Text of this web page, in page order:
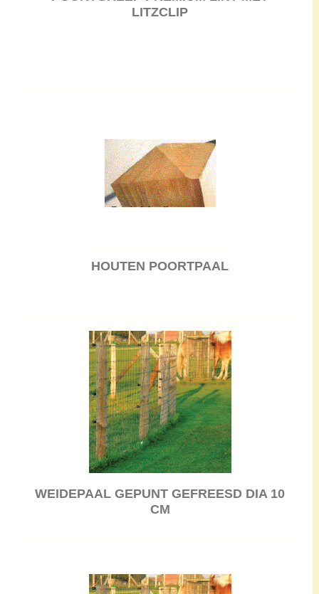
LITZCLIP
HOUTEN POORTPAAL
WEIDEPAAL GEPUNT GEFREESD DIA 10
CM